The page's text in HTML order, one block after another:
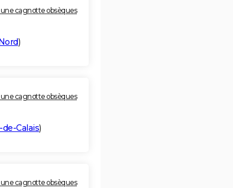
cagnotte obsèques
)
cagnotte obsèques
de-Calais)
cagnotte obsèques